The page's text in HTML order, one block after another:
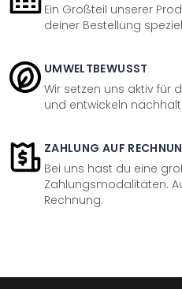
Ein Großteil unserer
deiner Bestellung
UMWELTBEWUSST
Wir setzen uns aktiv für
und entwickeln
ZAHLUNG AUF
Bei uns hast du eine
Zahlungsmodalitäten.
Rechnung.